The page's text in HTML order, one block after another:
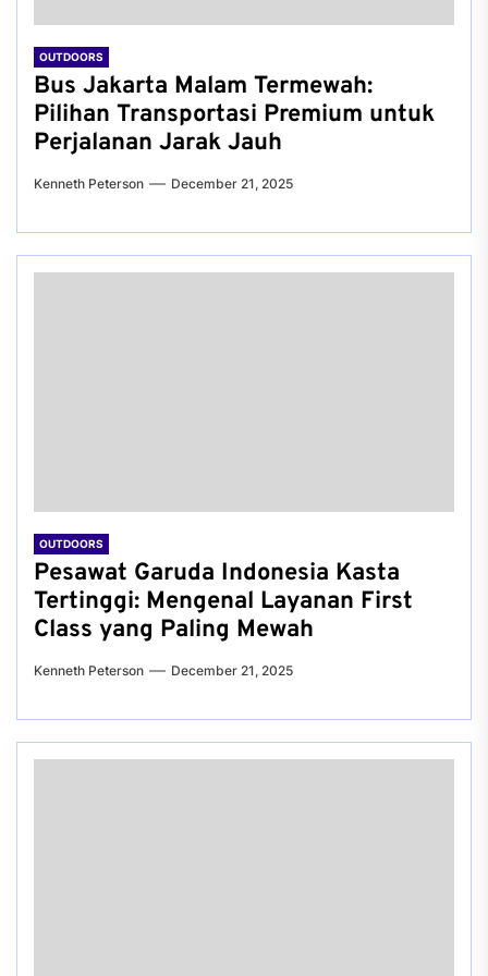
OUTDOORS
Bus Jakarta Malam Termewah:
Pilihan Transportasi Premium untuk
Perjalanan Jarak Jauh
Kenneth Peterson December 21, 2025
OUTDOORS
Pesawat Garuda Indonesia Kasta
Tertinggi: Mengenal Layanan First
Class yang Paling Mewah
Kenneth Peterson December 21, 2025